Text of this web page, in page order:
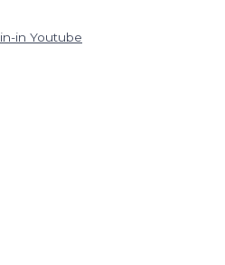
in Youtube